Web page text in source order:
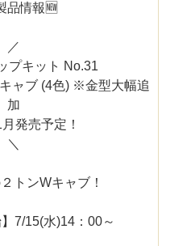
品情報🆕
／
プキット No.31
ャブ (4色) ※金型大幅追
加
発売予定！
＼
トンWキャブ！
】7/15(水)14：00～